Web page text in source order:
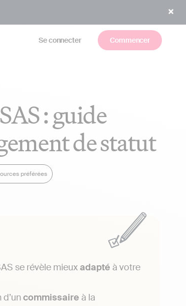
Se connecter Commencer
: guide
de statut
préférées
se révèle mieux adapté à votre
commissaire à la